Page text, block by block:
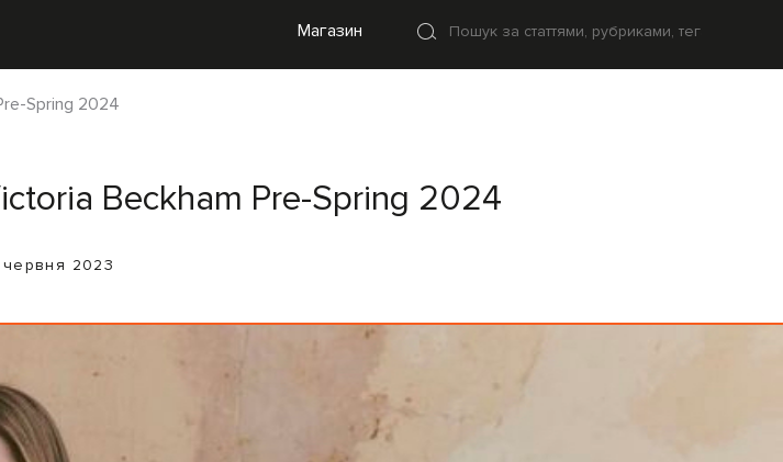
Магазин
Spring 2024
Beckham Pre-Spring 2024
2023